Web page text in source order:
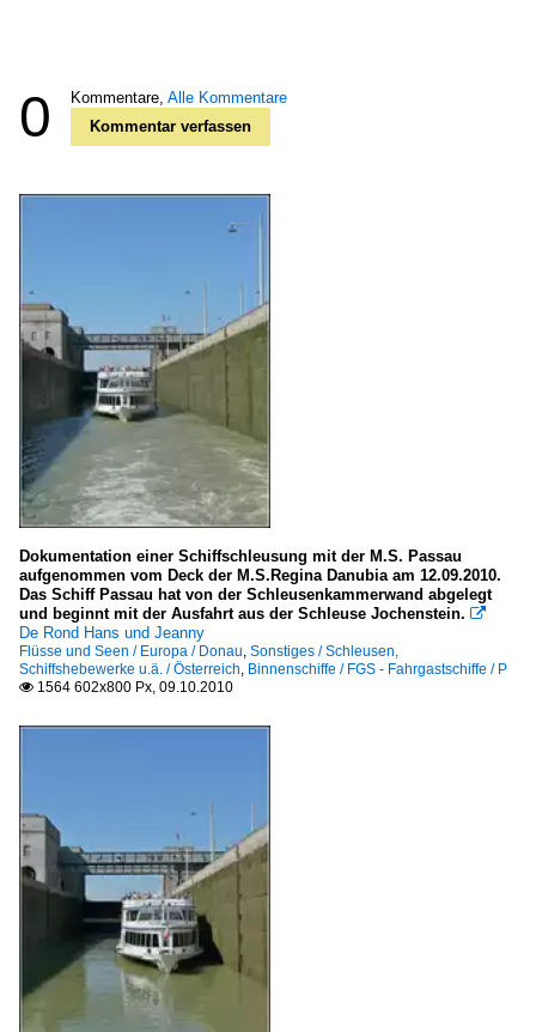
0 Kommentare, Alle Kommentare
Kommentar verfassen
Dokumentation einer Schiffschleusung mit der M.S. Passau
aufgenommen vom Deck der M.S.Regina Danubia am 12.09.2010.
Das Schiff Passau hat von der Schleusenkammerwand abgelegt
und beginnt mit der Ausfahrt aus der Schleuse Jochenstein. 
De Rond Hans und Jeanny
Flüsse und Seen / Europa / Donau, Sonstiges / Schleusen,
Schiffshebewerke u.ä. / Österreich, Binnenschiffe / FGS - Fahrgastschiffe / P
 1564 602x800 Px, 09.10.2010